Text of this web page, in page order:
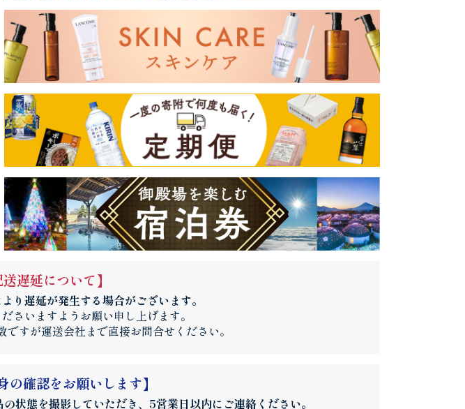
遅延について】
り遅延が発生する場合がございます。
さいますようお願い申し上げます。
すが運送会社まで直接お問合せください。
の確認をお願いします】
状態を撮影していただき、5営業日以内にご連絡ください。